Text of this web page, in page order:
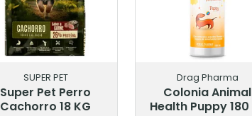
SUPER PET
Super Pet Perro
Cachorro 18 KG
Drag Pharma
Colonia Animal
Health Puppy 180